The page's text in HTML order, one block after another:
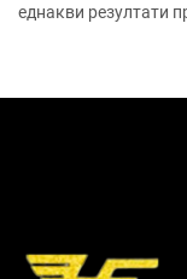
еднакви резултати